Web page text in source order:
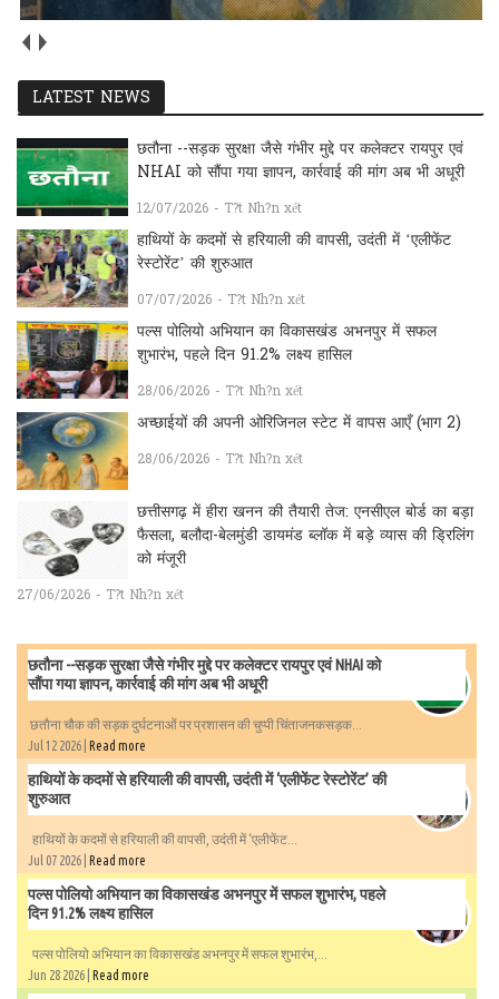
LATEST NEWS
छतौना --सड़क सुरक्षा जैसे गंभीर मुद्दे पर कलेक्टर रायपुर एवं
NHAI को सौंपा गया ज्ञापन, कार्रवाई की मांग अब भी अधूरी
12/07/2026 - T?t Nh?n xét
हाथियों के कदमों से हरियाली की वापसी, उदंती में ‘एलीफेंट
रेस्टोरेंट’ की शुरुआत
07/07/2026 - T?t Nh?n xét
पल्स पोलियो अभियान का विकासखंड अभनपुर में सफल
शुभारंभ, पहले दिन 91.2% लक्ष्य हासिल
28/06/2026 - T?t Nh?n xét
अच्छाईयों की अपनी ओरिजिनल स्टेट में वापस आएँ (भाग 2)
28/06/2026 - T?t Nh?n xét
छत्तीसगढ़ में हीरा खनन की तैयारी तेज: एनसीएल बोर्ड का बड़ा
फैसला, बलौदा-बेलमुंडी डायमंड ब्लॉक में बड़े व्यास की ड्रिलिंग
को मंजूरी
27/06/2026 - T?t Nh?n xét
छतौना --सड़क सुरक्षा जैसे गंभीर मुद्दे पर कलेक्टर रायपुर एवं NHAI को
सौंपा गया ज्ञापन, कार्रवाई की मांग अब भी अधूरी
छतौना चौक की सड़क दुर्घटनाओं पर प्रशासन की चुप्पी चिंताजनकसड़क...
Jul 12 2026 | Read more
हाथियों के कदमों से हरियाली की वापसी, उदंती में ‘एलीफेंट रेस्टोरेंट’ की
शुरुआत
हाथियों के कदमों से हरियाली की वापसी, उदंती में ‘एलीफेंट...
Jul 07 2026 | Read more
पल्स पोलियो अभियान का विकासखंड अभनपुर में सफल शुभारंभ, पहले
दिन 91.2% लक्ष्य हासिल
पल्स पोलियो अभियान का विकासखंड अभनपुर में सफल शुभारंभ,...
Jun 28 2026 | Read more